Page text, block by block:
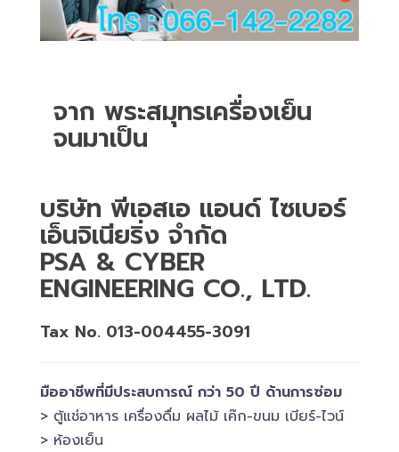
จาก พระสมุทรเครื่องเย็น
จนมาเป็น
บริษัท พีเอสเอ แอนด์ ไซเบอร์
เอ็นจิเนียริ่ง จำกัด
PSA & CYBER
ENGINEERING CO., LTD.
Tax No. 013-004455-3091
มืออาชีพที่มีประสบการณ์ กว่า 50 ปี ด้านการซ่อม
> ตู้แช่อาหาร เครื่องดื่ม ผลไม้ เค๊ก-ขนม เบียร์-ไวน์​
> ห้องเย็น